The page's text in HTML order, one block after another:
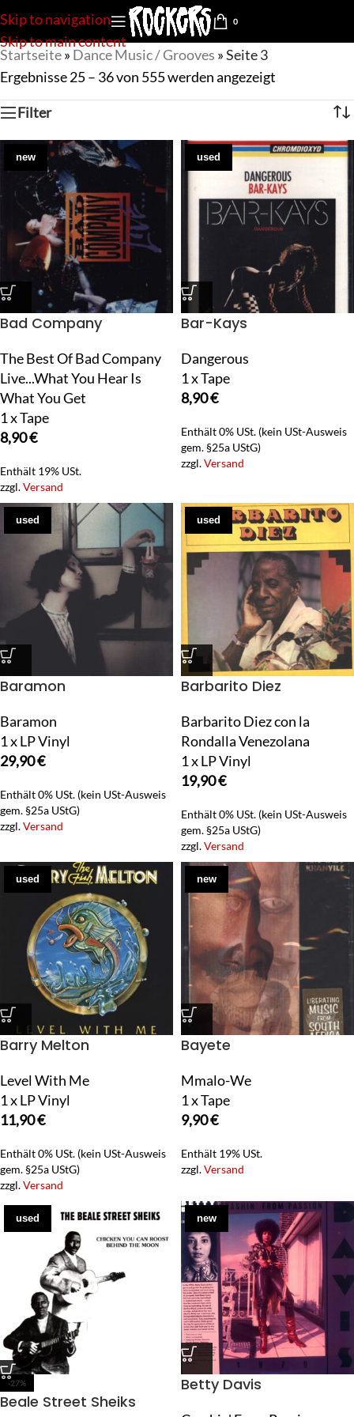
Skip to navigation
Skip to main content
0
Startseite» Dance Music / Grooves »Seite 3
Ergebnisse 25 – 36 von 555 werden angezeigt
Filter
new
Bad Company
The Best Of Bad Company
Live...What You Hear Is
What You Get
1 x Tape
8,90€
Enthält 19% USt.
zzgl.Versand
used
Bar-Kays
Dangerous
1 x Tape
8,90€
Enthält 0% USt. (kein USt-Ausweis
gem. §25a UStG)
zzgl.Versand
used
Baramon
Baramon
1 x LP Vinyl
29,90€
Enthält 0% USt. (kein USt-Ausweis
gem. §25a UStG)
zzgl.Versand
used
Barbarito Diez
Barbarito Diez con la
Rondalla Venezolana
1 x LP Vinyl
19,90€
Enthält 0% USt. (kein USt-Ausweis
gem. §25a UStG)
zzgl.Versand
used
Barry Melton
Level With Me
1 x LP Vinyl
11,90€
Enthält 0% USt. (kein USt-Ausweis
gem. §25a UStG)
zzgl.Versand
new
Bayete
Mmalo-We
1 x Tape
9,90€
Enthält 19% USt.
zzgl.Versand
used
-27%
Beale Street Sheiks
new
Betty Davis